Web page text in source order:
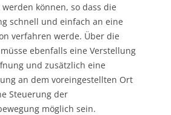
können, so dass die
schnell und einfach an eine
verfahren werde. Über die
ebenfalls eine Verstellung
und zusätzlich eine
an dem voreingestellten Ort
Steuerung der
möglich sein.